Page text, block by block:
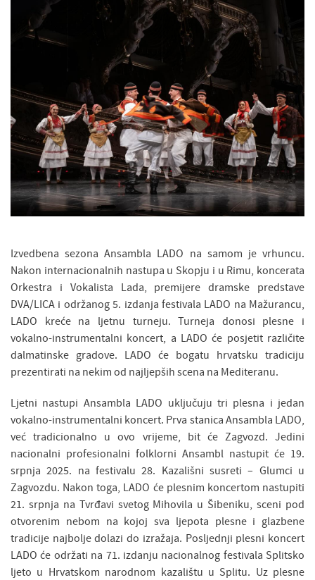
Izvedbena sezona Ansambla LADO na samom je vrhuncu.
Nakon internacionalnih nastupa u Skopju i u Rimu, koncerata
Orkestra i Vokalista Lada, premijere dramske predstave
DVA/LICA i održanog 5. izdanja festivala LADO na Mažurancu,
LADO kreće na ljetnu turneju. Turneja donosi plesne i
vokalno-instrumentalni koncert, a LADO će posjetit različite
dalmatinske gradove. LADO će bogatu hrvatsku tradiciju
prezentirati na nekim od najljepših scena na Mediteranu.
Ljetni nastupi Ansambla LADO uključuju tri plesna i jedan
vokalno-instrumentalni koncert. Prva stanica Ansambla LADO,
već tradicionalno u ovo vrijeme, bit će Zagvozd. Jedini
nacionalni profesionalni folklorni Ansambl nastupit će 19.
srpnja 2025. na festivalu 28. Kazališni susreti – Glumci u
Zagvozdu. Nakon toga, LADO će plesnim koncertom nastupiti
21. srpnja na Tvrđavi svetog Mihovila u Šibeniku, sceni pod
otvorenim nebom na kojoj sva ljepota plesne i glazbene
tradicije najbolje dolazi do izražaja. Posljednji plesni koncert
LADO će održati na 71. izdanju nacionalnog festivala Splitsko
ljeto u Hrvatskom narodnom kazalištu u Splitu. Uz plesne